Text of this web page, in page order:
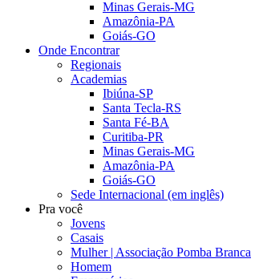
Minas Gerais-MG
Amazônia-PA
Goiás-GO
Onde Encontrar
Regionais
Academias
Ibiúna-SP
Santa Tecla-RS
Santa Fé-BA
Curitiba-PR
Minas Gerais-MG
Amazônia-PA
Goiás-GO
Sede Internacional (em inglês)
Pra você
Jovens
Casais
Mulher | Associação Pomba Branca
Homem